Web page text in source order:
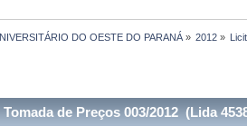
DO OESTE DO PARANÁ» 2012 »
de Preços 003/2012 (Lida